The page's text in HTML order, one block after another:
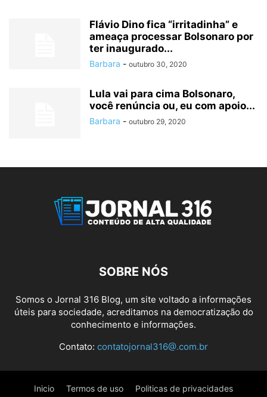
Flávio Dino fica “irritadinha” e
ameaça processar Bolsonaro por
ter inaugurado...
Barbara - outubro 30, 2020
Lula vai para cima Bolsonaro,
você renúncia ou, eu com apoio...
Barbara - outubro 29, 2020
SOBRE NÓS
Somos o Jornal 316 Blog, um site voltado a informações
úteis para sociedade, acreditamos na democratização do
conhecimento e informações.
Contato: contatojornal316@.com.br
Inicio Termos de uso Politicas de privacidades